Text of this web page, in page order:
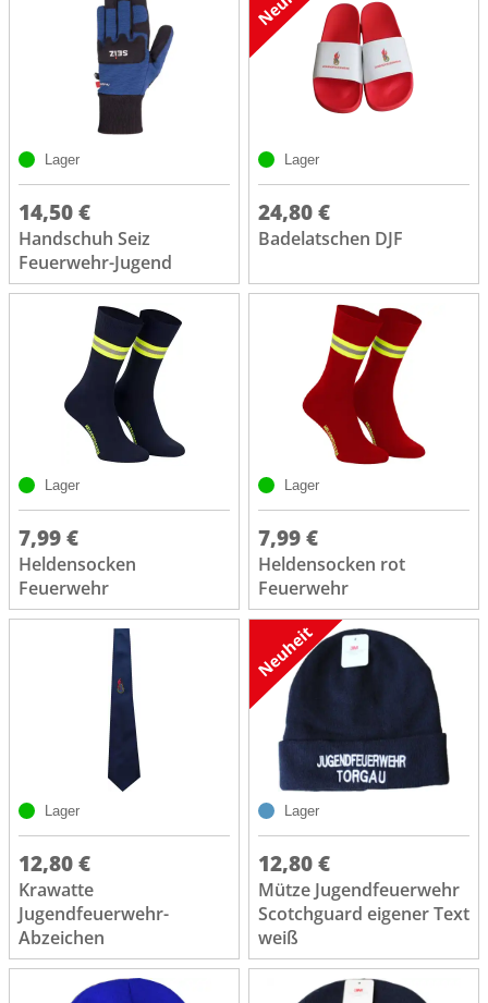
Lager
14,50 €
Handschuh Seiz
Feuerwehr-Jugend
Lager
24,80 €
Badelatschen DJF
Lager
7,99 €
Heldensocken
Feuerwehr
Lager
7,99 €
Heldensocken rot
Feuerwehr
Lager
12,80 €
Krawatte
Jugendfeuerwehr-
Abzeichen
Lager
12,80 €
Mütze Jugendfeuerwehr
Scotchguard eigener Text
weiß